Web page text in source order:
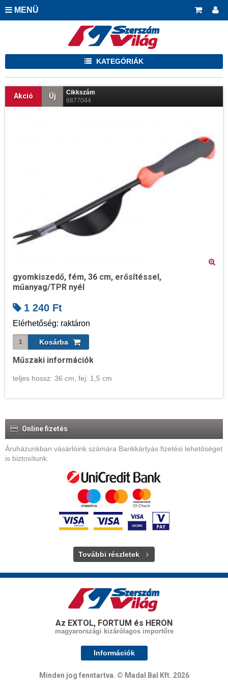
MENÜ
KATEGÓRIÁK
Akció Új
Cikkszám
8877044
gyomkiszedő, fém, 36 cm, erősítéssel,
műanyag/TPR nyél
1 240 Ft
Elérhetőség: raktáron
Műszaki információk
teljes hossz: 36 cm, fej: 1,5 cm
Online fizetés
Áruházunkban vásárlóink számára Bankkártyás fizetési lehetőséget
is biztosítunk.
További részletek
Az EXTOL, FORTUM és HERON
magyarországi kizárólagos importőre
Információk
Minden jog fenntartva. © Madal Bal Kft. 2026